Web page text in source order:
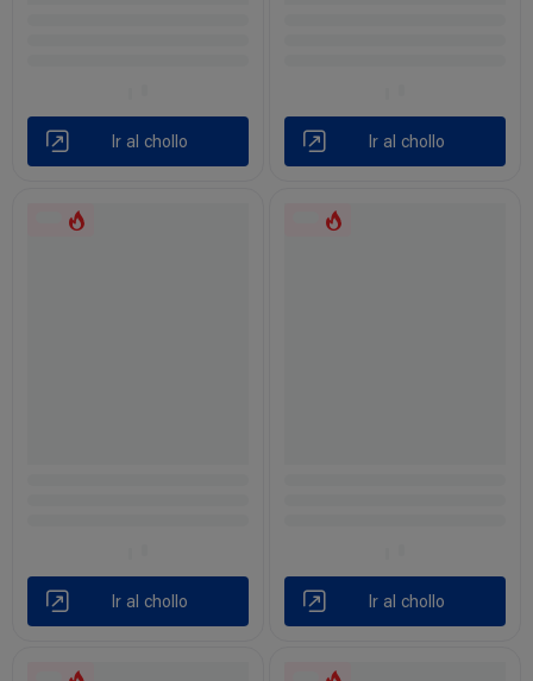
Ir al chollo Ir al chollo
Ir al chollo Ir al chollo